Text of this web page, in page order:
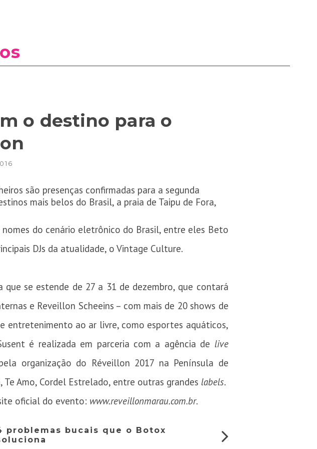
o destino para o
são presenças confirmadas para a segunda
mais belos do Brasil, a praia de Taipu de Fora,
do cenário eletrônico do Brasil, entre eles Beto
DJs da atualidade, o Vintage Culture.
se estende de 27 a 31 de dezembro, que contará
e Reveillon Scheeins – com mais de 20 shows de
entretenimento ao ar livre, como esportes aquáticos,
é realizada em parceria com a agência de live
organização do Réveillon 2017 na Península de
Te Amo, Cordel Estrelado, entre outras grandes labels.
oficial do evento: www.reveillonmarau.com.br.
problemas bucais que o Botox